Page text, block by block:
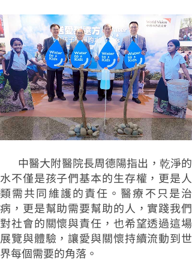
中醫大附醫院長周德陽指出，乾淨的
水不僅是孩子們基本的生存權，更是人
類需共同維護的責任。醫療不只是治
病，更是幫助需要幫助的人，實踐我們
對社會的關懷與責任，也希望透過這場
展覽與體驗，讓愛與關懷持續流動到世
界每個需要的角落。